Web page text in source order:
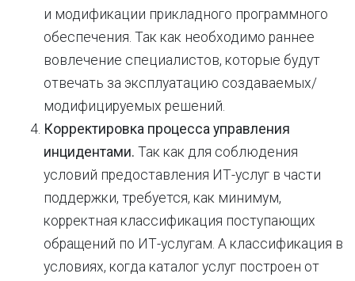
и модификации прикладного программного
обеспечения. Так как необходимо раннее
вовлечение специалистов, которые будут
отвечать за эксплуатацию создаваемых/
модифицируемых решений.
Корректировка процесса управления
инцидентами. Так как для соблюдения
условий предоставления ИТ-услуг в части
поддержки, требуется, как минимум,
корректная классификация поступающих
обращений по ИТ-услугам. А классификация в
условиях, когда каталог услуг построен от